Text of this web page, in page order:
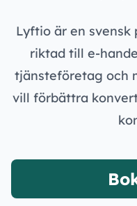
Lyftio är en
riktad till e-
tjänsteföretag och
vill förbättra